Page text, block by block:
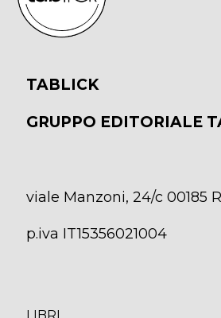
TABLICK
GRUPPO EDITORIALE
viale Manzoni, 24/c 00185
p.iva IT15356021004
LIBRI